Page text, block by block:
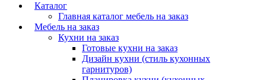
Каталог
Главная каталог мебель на заказ
Мебель на заказ
Кухни на заказ
Готовые кухни на заказ
Дизайн кухни (стиль кухонных
гарнитуров)